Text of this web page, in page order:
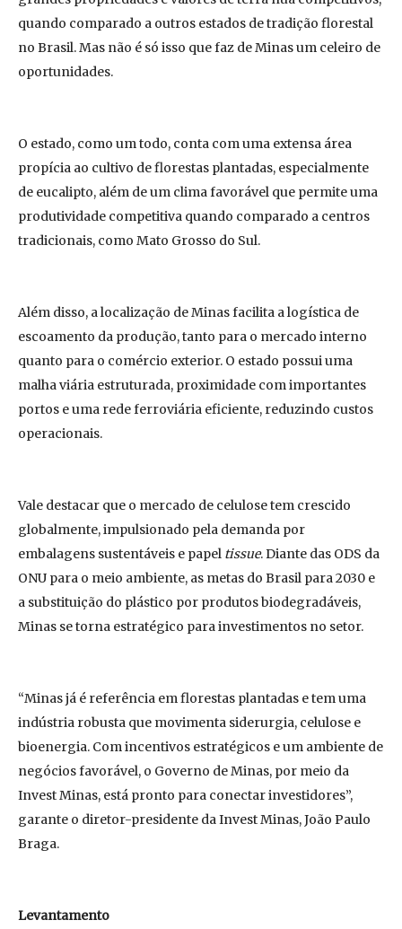
quando comparado a outros estados de tradição florestal
no Brasil. Mas não é só isso que faz de Minas um celeiro de
oportunidades.
O estado, como um todo, conta com uma extensa área
propícia ao cultivo de florestas plantadas, especialmente
de eucalipto, além de um clima favorável que permite uma
produtividade competitiva quando comparado a centros
tradicionais, como Mato Grosso do Sul.
Além disso, a localização de Minas facilita a logística de
escoamento da produção, tanto para o mercado interno
quanto para o comércio exterior. O estado possui uma
malha viária estruturada, proximidade com importantes
portos e uma rede ferroviária eficiente, reduzindo custos
operacionais.
Vale destacar que o mercado de celulose tem crescido
globalmente, impulsionado pela demanda por
embalagens sustentáveis e papel tissue. Diante das ODS da
ONU para o meio ambiente, as metas do Brasil para 2030 e
a substituição do plástico por produtos biodegradáveis,
Minas se torna estratégico para investimentos no setor.
“Minas já é referência em florestas plantadas e tem uma
indústria robusta que movimenta siderurgia, celulose e
bioenergia. Com incentivos estratégicos e um ambiente de
negócios favorável, o Governo de Minas, por meio da
Invest Minas, está pronto para conectar investidores”,
garante o diretor-presidente da Invest Minas, João Paulo
Braga.
Levantamento